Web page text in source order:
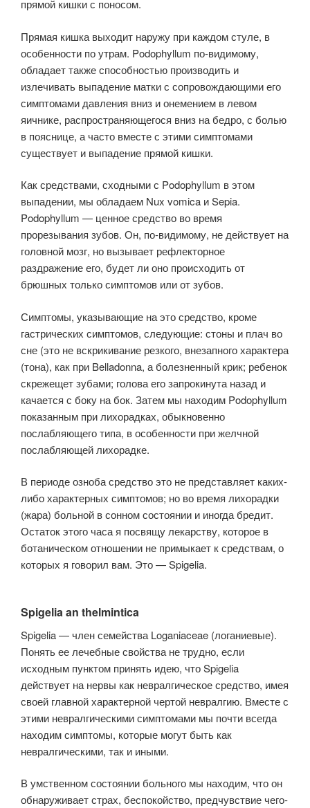
прямой кишки с поносом.
Прямая кишка выходит наружу при каждом стуле, в
особенности по утрам. Podophyllum по-видимому,
обладает также способностью производить и
излечивать выпадение матки с сопровождающими его
симптомами давления вниз и онемением в левом
яичнике, распространяющегося вниз на бедро, с болью
в пояснице, а часто вместе с этими симптомами
существует и выпадение прямой кишки.
Как средствами, сходными с Podophyllum в этом
выпадении, мы обладаем Nux vomica и Sepia.
Podophyllum — ценное средство во время
прорезывания зубов. Он, по-видимому, не действует на
головной мозг, но вызывает рефлекторное
раздражение его, будет ли оно происходить от
брюшных только симптомов или от зубов.
Симптомы, указывающие на это средство, кроме
гастрических симптомов, следующие: стоны и плач во
сне (это не вскрикивание резкого, внезапного характера
(тона), как при Belladonna, а болезненный крик; ребенок
скрежещет зубами; голова его запрокинута назад и
качается с боку на бок. Затем мы находим Podophyllum
показанным при лихорадках, обыкновенно
послабляющего типа, в особенности при желчной
послабляющей лихорадке.
В периоде озноба средство это не представляет каких-
либо характерных симптомов; но во время лихорадки
(жара) больной в сонном состоянии и иногда бредит.
Остаток этого часа я посвящу лекарству, которое в
ботаническом отношении не примыкает к средствам, о
которых я говорил вам. Это — Spigelia.
Spigelia an thelmintica
Spigelia — член семейства Loganiaceae (логаниевые).
Понять ее лечебные свойства не трудно, если
исходным пунктом принять идею, что Spigelia
действует на нервы как невралгическое средство, имея
своей главной характерной чертой невралгию. Вместе с
этими невралгическими симптомами мы почти всегда
находим симптомы, которые могут быть как
невралгическими, так и иными.
В умственном состоянии больного мы находим, что он
обнаруживает страх, беспокойство, предчувствие чего-